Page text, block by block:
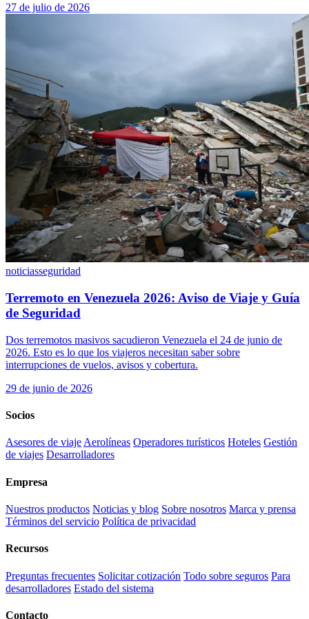
27 de julio de 2026
noticiasseguridad
Terremoto en Venezuela 2026: Aviso de Viaje y Guía
de Seguridad
Dos terremotos masivos sacudieron Venezuela el 24 de junio de
2026. Esto es lo que los viajeros necesitan saber sobre
interrupciones de vuelos, avisos y cobertura.
29 de junio de 2026
Socios
Asesores de viajeAerolíneas Operadores turísticos Hoteles Gestión
de viajes Desarrolladores
Empresa
Nuestros productos Noticias y blog Sobre nosotros Marca y prensa
Términos del servicio Política de privacidad
Recursos
Preguntas frecuentes Solicitar cotización Todo sobre seguros Para
desarrolladores Estado del sistema
Contacto